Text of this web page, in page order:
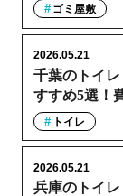
ゴミ屋敷
千葉のトイ
すすめ5選！
2026.05.21
トイレ
兵庫のトイ
2026.05.21